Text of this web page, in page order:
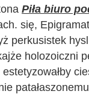
Piła biuro
się,
perkusistek
holozoiczni